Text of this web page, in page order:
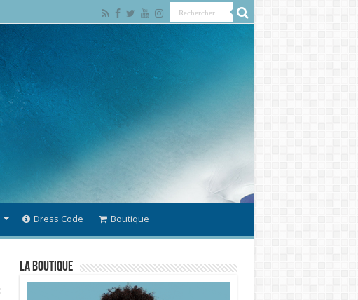
Dress Code Boutique
La Boutique